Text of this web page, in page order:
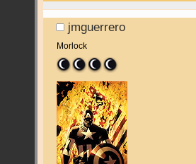
jmguerrero
Morlock